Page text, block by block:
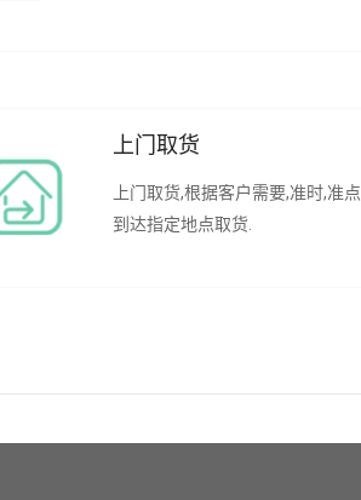
上门取货
上门取货,根据客户需要,准时,准点
到达指定地点取货.